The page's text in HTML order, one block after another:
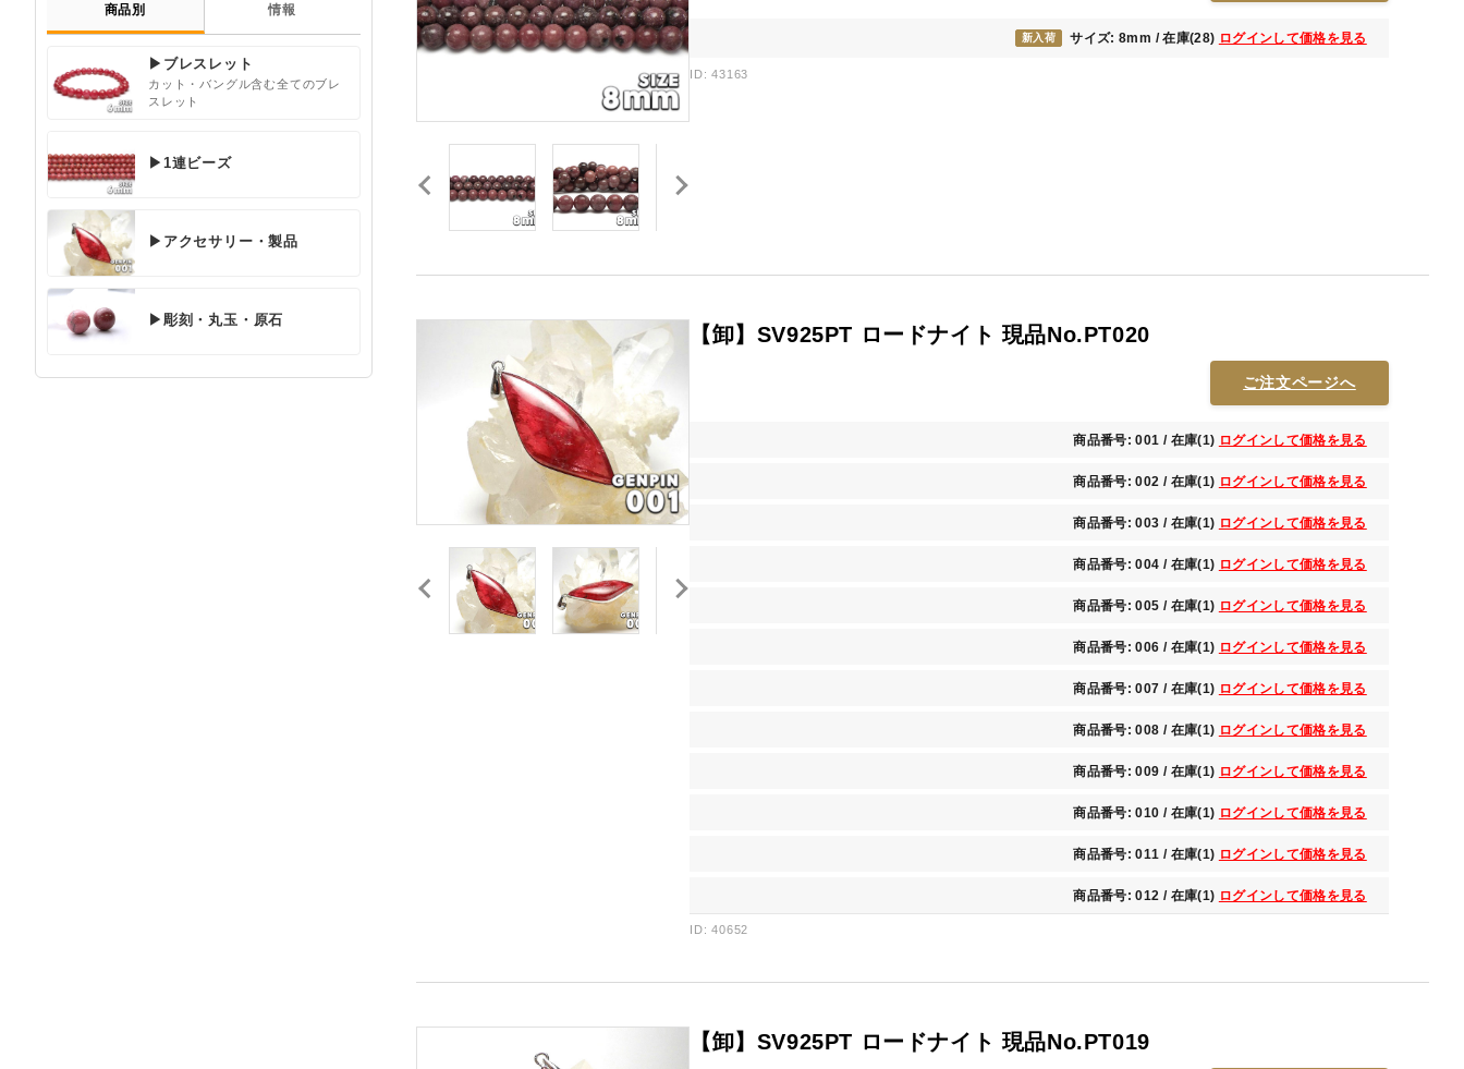
商品別 情報
▶ブレスレット
カット・バングル含む全てのブレ
スレット
▶1連ビーズ
▶アクセサリー・製品
▶彫刻・丸玉・原石
新入荷 サイズ: 8mm / 在庫(28) ログインして価格を見る
ID: 43163
【卸】SV925PT ロードナイト 現品No.PT020
ご注文ページへ
商品番号: 001 / 在庫(1) ログインして価格を見る
商品番号: 002 / 在庫(1) ログインして価格を見る
商品番号: 003 / 在庫(1) ログインして価格を見る
商品番号: 004 / 在庫(1) ログインして価格を見る
商品番号: 005 / 在庫(1) ログインして価格を見る
商品番号: 006 / 在庫(1) ログインして価格を見る
商品番号: 007 / 在庫(1) ログインして価格を見る
商品番号: 008 / 在庫(1) ログインして価格を見る
商品番号: 009 / 在庫(1) ログインして価格を見る
商品番号: 010 / 在庫(1) ログインして価格を見る
商品番号: 011 / 在庫(1) ログインして価格を見る
商品番号: 012 / 在庫(1) ログインして価格を見る
ID: 40652
【卸】SV925PT ロードナイト 現品No.PT019